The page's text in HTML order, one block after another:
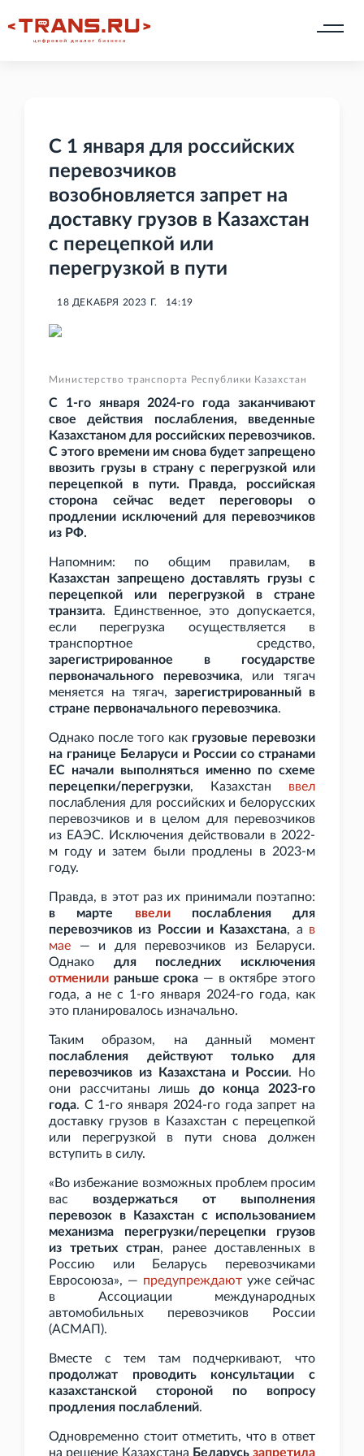
С 1 января для российских
перевозчиков
возобновляется запрет на
доставку грузов в Казахстан
с перецепкой или
перегрузкой в пути
18 ДЕКАБРЯ 2023 Г. 14:19
Министерство транспорта Республики Казахстан
С 1-го января 2024-го года заканчивают
свое действия послабления, введенные
Казахстаном для российских перевозчиков.
С этого времени им снова будет запрещено
ввозить грузы в страну с перегрузкой или
перецепкой в пути. Правда, российская
сторона сейчас ведет переговоры о
продлении исключений для перевозчиков
из РФ.
Напомним: по общим правилам, в
Казахстан запрещено доставлять грузы с
перецепкой или перегрузкой в стране
транзита. Единственное, это допускается,
если перегрузка осуществляется в
транспортное средство,
зарегистрированное в государстве
первоначального перевозчика, или тягач
меняется на тягач, зарегистрированный в
стране первоначального перевозчика.
Однако после того как грузовые перевозки
на границе Беларуси и России со странами
ЕС начали выполняться именно по схеме
перецепки/перегрузки, Казахстан ввел
послабления для российских и белорусских
перевозчиков и в целом для перевозчиков
из ЕАЭС. Исключения действовали в 2022-
м году и затем были продлены в 2023-м
году.
Правда, в этот раз их принимали поэтапно:
в марте ввелипослабления для
перевозчиков из России и Казахстана, а в
мае — и для перевозчиков из Беларуси.
Однако для последних исключения
отменили раньше срока — в октябре этого
года, а не с 1-го января 2024-го года, как
это планировалось изначально.
Таким образом, на данный момент
послабления действуют только для
перевозчиков из Казахстана и России. Но
они рассчитаны лишь до конца 2023-го
года. С 1-го января 2024-го года запрет на
доставку грузов в Казахстан с перецепкой
или перегрузкой в пути снова должен
вступить в силу.
«Во избежание возможных проблем просим
вас воздержаться от выполнения
перевозок в Казахстан с использованием
механизма перегрузки/перецепки грузов
из третьих стран, ранее доставленных в
Россию или Беларусь перевозчиками
Евросоюза», — предупреждают уже сейчас
в Ассоциации международных
автомобильных перевозчиков России
(АСМАП).
Вместе с тем там подчеркивают, что
продолжат проводить консультации с
казахстанской стороной по вопросу
продления послаблений.
Одновременно стоит отметить, что в ответ
на решение Казахстана Беларусь запретила